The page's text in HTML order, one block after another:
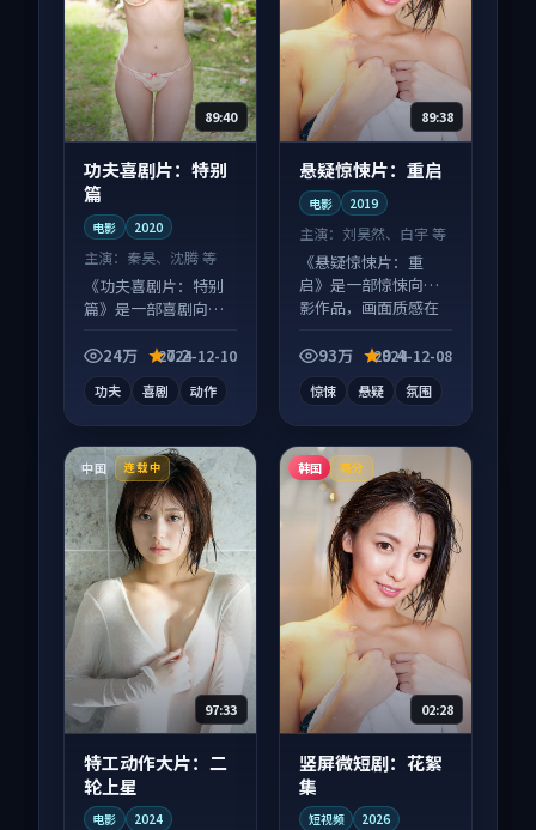
89:40
功夫喜剧片：特别
篇
电影 2020
主演： 秦昊、沈腾 等
《功夫喜剧片：特别
篇》是一部喜剧向电
高，适合配弹幕观
24万 7.2
2024-12-10
功夫 喜剧 动作
89:38
悬疑惊悚片：重启
电影 2019
主演： 刘昊然、白宇 等
《悬疑惊悚片：重
启》是一部惊悚向电
影作品，画面质感在
度高。
93万 9.4
2024-12-08
惊悚 悬疑 氛围
中国 连载中
97:33
特工动作大片：二
轮上星
电影 2024
韩国 高分
02:28
竖屏微短剧：花絮
集
短视频 2026